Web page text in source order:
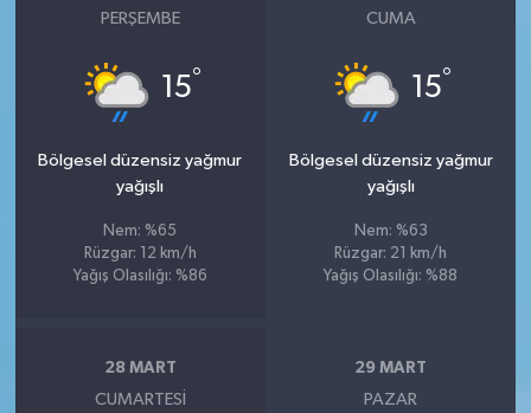
PERŞEMBE
15°
Bölgesel düzensiz yağmur
yağışlı
Nem: %65
Rüzgar: 12 km/h
Yağış Olasılığı: %86
CUMA
15°
Bölgesel düzensiz yağmur
yağışlı
Nem: %63
Rüzgar: 21 km/h
Yağış Olasılığı: %88
28 MART
CUMARTESI
29 MART
PAZAR